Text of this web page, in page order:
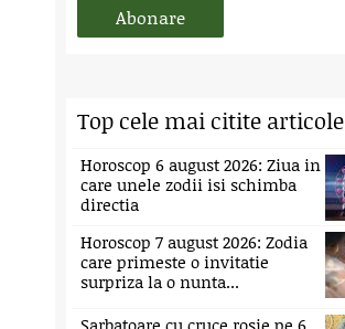
Top cele mai citite articole
Horoscop 6 august 2026: Ziua in
care unele zodii isi schimba
directia
Horoscop 7 august 2026: Zodia
care primeste o invitatie
surpriza la o nunta...